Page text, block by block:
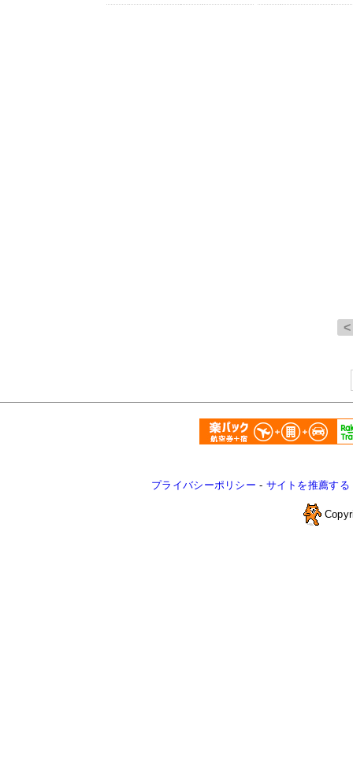
プライバシーポリシー - サイトを推薦する